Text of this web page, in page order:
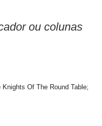
ou colunas
Of The Round Table;